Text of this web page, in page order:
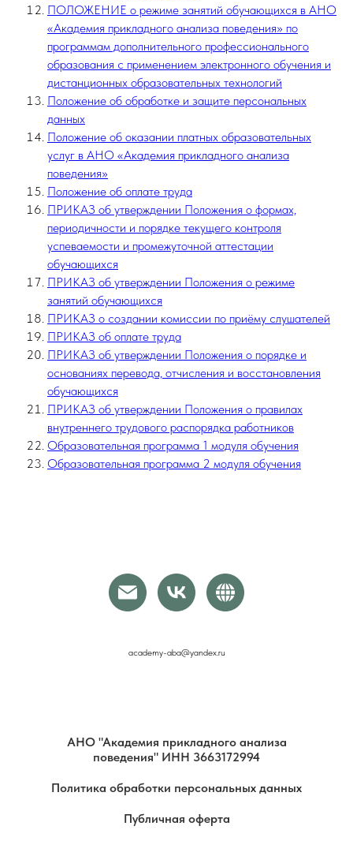
ПОЛОЖЕНИЕ о режиме занятий обучающихся в АНО
«Академия прикладного анализа поведения» по
программам дополнительного профессионального
образования с применением электронного обучения и
дистанционных образовательных технологий
Положение об обработке и защите персональных
данных
Положение об оказании платных образовательных
услуг в АНО «Академия прикладного анализа
поведения»
Положение об оплате труда
ПРИКАЗ об утверждении Положения о формах,
периодичности и порядке текущего контроля
успеваемости и промежуточной аттестации
обучающихся
ПРИКАЗ об утверждении Положения о режиме
занятий обучающихся
ПРИКАЗ о создании комиссии по приёму слушателей
ПРИКАЗ об оплате труда
ПРИКАЗ об утверждении Положения о порядке и
основаниях перевода, отчисления и восстановления
обучающихся
ПРИКАЗ об утверждении Положения о правилах
внутреннего трудового распорядка работников
Образовательная программа 1 модуля обучения
Образовательная программа 2 модуля обучения
academy-aba@yandex.ru
АНО "Академия прикладного анализа
поведения" ИНН 3663172994
Политика обработки персональных данных
Публичная оферта